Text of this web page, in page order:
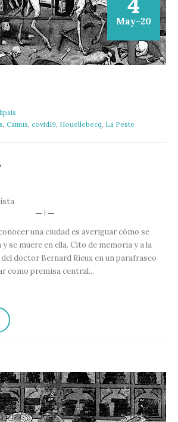
May-20
Camus covid19 Houellebecq La Peste
— I —
una ciudad es averiguar cómo se
se muere en ella. Cito de memoria y a la
doctor Bernard Rieux en un parafraseo
como premisa central...